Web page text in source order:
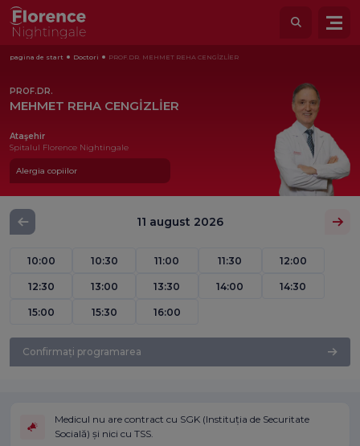
pagina de start Doctori PROF.DR. MEHMET REHA CENGİZLİER
PROF.DR.
MEHMET REHA CENGİZLİER
Ataşehir
Spitalul Florence Nightingale
Alergia copiilor
11 august 2026
10:00 10:30 11:00 11:30 12:00
12:30 13:00 13:30 14:00 14:30
15:00 15:30 16:00
Confirmați programarea
Medicul nu are contract cu SGK (Instituția de Securitate
Socială) și nici cu TSS.